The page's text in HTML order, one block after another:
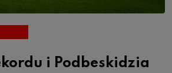
i Podbeskidzia